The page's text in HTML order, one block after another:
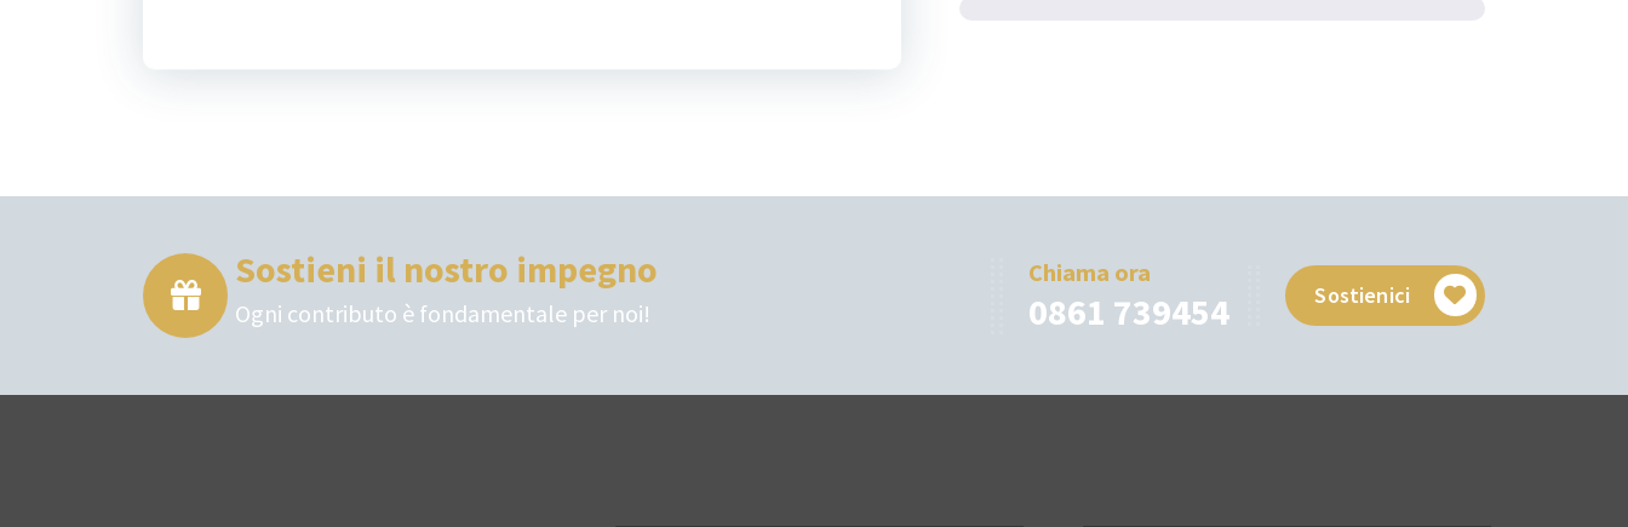
Sostieni il nostro impegno
Ogni contributo è fondamentale per noi!
Chiama ora
0861 739454 Sostienici